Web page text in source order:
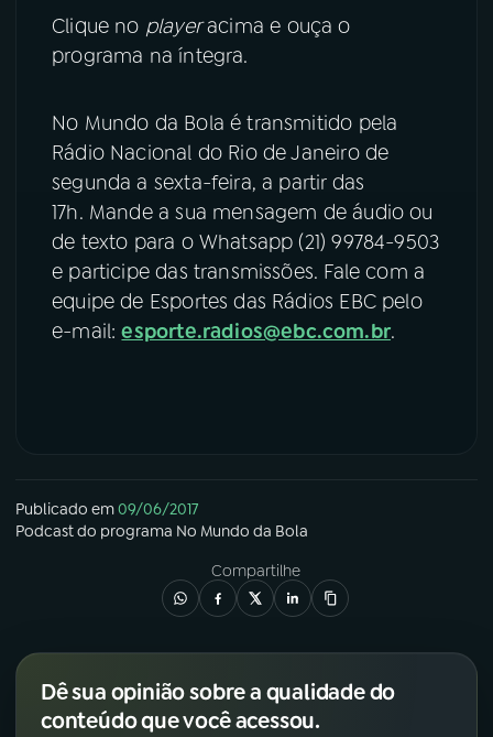
Clique no playeracima e ouça o
programa na íntegra.
No Mundo da Bola é transmitido pela
Rádio Nacional do Rio de Janeiro de
segunda a sexta-feira, a partir das
17h. Mande a sua mensagem de áudio ou
de texto para o Whatsapp (21) 99784-9503
e participe das transmissões. Fale com a
equipe de Esportes das Rádios EBC pelo
e-mail:esporte.radios@ebc.com.br.
Publicado em09/06/2017
Podcastdo programa No Mundo da Bola
Compartilhe
Dê sua opinião sobre a qualidade do
conteúdo que você acessou.